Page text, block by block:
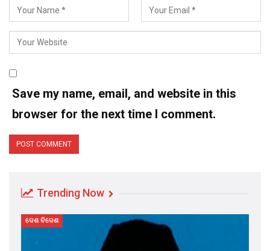
Save my name, email, and website in this
browser for the next time I comment.
Trending Now
ଦେଶ ବିଦେଶ